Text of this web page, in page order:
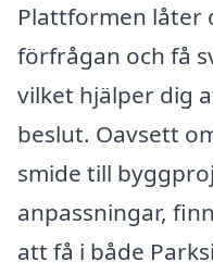
Plattformen låter
förfrågan och få
vilket hjälper dig
beslut. Oavsett
smide till
anpassningar,
att få i både